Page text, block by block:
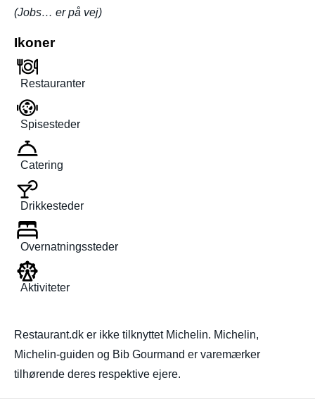
(Jobs… er på vej)
Ikoner
Restauranter
Spisesteder
Catering
Drikkesteder
Overnatningssteder
Aktiviteter
Restaurant.dk er ikke tilknyttet Michelin. Michelin,
Michelin-guiden og Bib Gourmand er varemærker
tilhørende deres respektive ejere.